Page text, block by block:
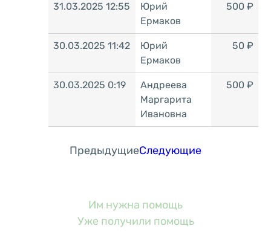
31.03.2025 12:55
Юрий
Ермаков
500 ₽
30.03.2025 11:42
Юрий
Ермаков
50 ₽
30.03.2025 0:19
Андреева
Маргарита
Ивановна
500 ₽
ПредыдущиеСледующие
Им нужна помощь
Уже получили помощь